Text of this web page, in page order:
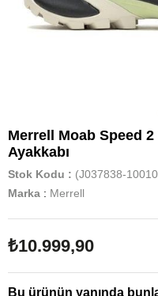
Merrell Moab Speed
Ayakkabı
Stok Kodu
(J037838-
Marka : Merrell
₺10.999,90
Bu ürünün yanında